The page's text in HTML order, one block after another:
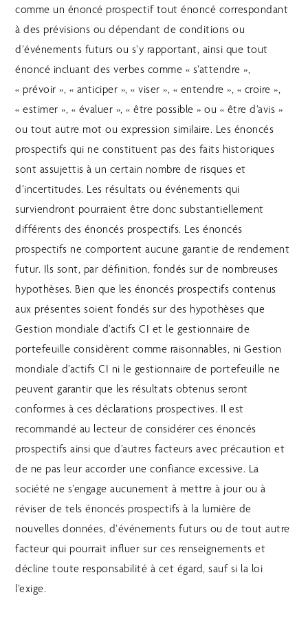
comme un énoncé prospectif tout énoncé correspondant
à des prévisions ou dépendant de conditions ou
d’événements futurs ou s’y rapportant, ainsi que tout
énoncé incluant des verbes comme « s’attendre »,
« prévoir », « anticiper », « viser », « entendre », « croire »,
« estimer », « évaluer », « être possible » ou « être d’avis »
ou tout autre mot ou expression similaire. Les énoncés
prospectifs qui ne constituent pas des faits historiques
sont assujettis à un certain nombre de risques et
d’incertitudes. Les résultats ou événements qui
surviendront pourraient être donc substantiellement
différents des énoncés prospectifs. Les énoncés
prospectifs ne comportent aucune garantie de rendement
futur. Ils sont, par définition, fondés sur de nombreuses
hypothèses. Bien que les énoncés prospectifs contenus
aux présentes soient fondés sur des hypothèses que
Gestion mondiale d’actifs CI et le gestionnaire de
portefeuille considèrent comme raisonnables, ni Gestion
mondiale d’actifs CI ni le gestionnaire de portefeuille ne
peuvent garantir que les résultats obtenus seront
conformes à ces déclarations prospectives. Il est
recommandé au lecteur de considérer ces énoncés
prospectifs ainsi que d’autres facteurs avec précaution et
de ne pas leur accorder une confiance excessive. La
société ne s’engage aucunement à mettre à jour ou à
réviser de tels énoncés prospectifs à la lumière de
nouvelles données, d’événements futurs ou de tout autre
facteur qui pourrait influer sur ces renseignements et
décline toute responsabilité à cet égard, sauf si la loi
l’exige.